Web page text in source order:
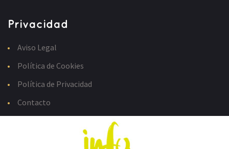
Privacidad
Aviso Legal
Política de Cookies
Política de Privacidad
Contacto